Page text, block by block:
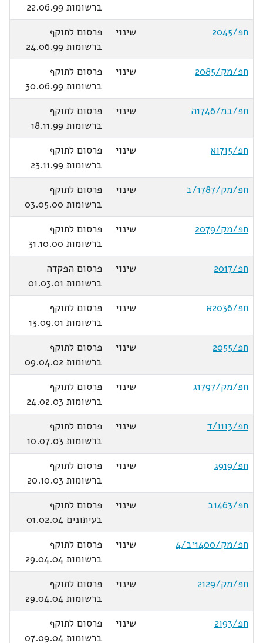
ברשומות 22.06.99
חפ/2045
שינוי
פרסום לתוקף
ברשומות 24.06.99
חפ/מק/2085
שינוי
פרסום לתוקף
ברשומות 30.06.99
חפ/במ/1746ה
שינוי
פרסום לתוקף
ברשומות 18.11.99
חפ/1715א
שינוי
פרסום לתוקף
ברשומות 23.11.99
חפ/מק/1787/ב
שינוי
פרסום לתוקף
ברשומות 03.05.00
חפ/מק/2079
שינוי
פרסום לתוקף
ברשומות 31.10.00
חפ/2017
שינוי
פרסום הפקדה
ברשומות 01.03.01
חפ/2036א
שינוי
פרסום לתוקף
ברשומות 13.09.01
חפ/2055
שינוי
פרסום לתוקף
ברשומות 09.04.02
חפ/מק/1797ג
שינוי
פרסום לתוקף
ברשומות 24.02.03
חפ/1113/ד
שינוי
פרסום לתוקף
ברשומות 10.07.03
חפ/919ג
שינוי
פרסום לתוקף
ברשומות 20.10.03
חפ/1463ב
שינוי
פרסום לתוקף
בעיתונים 01.02.04
חפ/מק/1400יב/4
שינוי
פרסום לתוקף
ברשומות 29.04.04
חפ/מק/2129
שינוי
פרסום לתוקף
ברשומות 29.04.04
חפ/2193
שינוי
פרסום לתוקף
ברשומות 07.09.04